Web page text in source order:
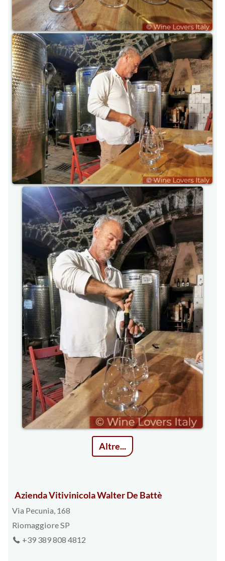
Altre...
Azienda Vitivinicola Walter De Battè
Via Pecunia, 168
Riomaggiore SP
+39 389 808 4812